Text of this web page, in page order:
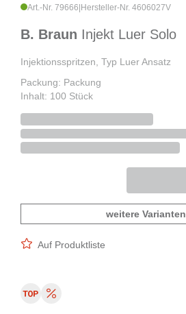
Art.-Nr. 79666 Hersteller-Nr. 4606027V
B. Braun Injekt Luer Solo
Injektionsspritzen, Typ Luer Ansatz
Packung: Packung
Inhalt: 100 Stück
weitere Varianten
Auf Produktliste